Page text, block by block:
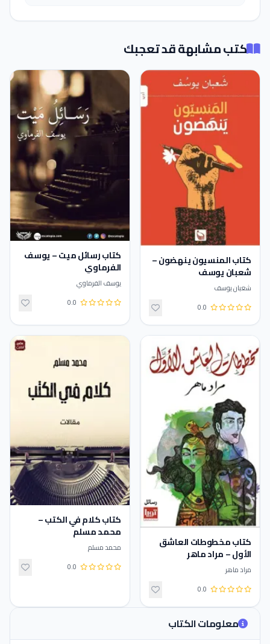
كتب مشابهة قد تعجبك
كتاب المنسيون ينهضون –
شعبان يوسف
شعبان يوسف
0.0
كتاب رسائل ميت – يوسف
الفرماوي
يوسف الفرماوي
0.0
كتاب ‫مخطوطات العاشق
الأول – مراد ماهر
مراد ماهر
0.0
كتاب كلام في الكتب –
محمد مسلم
محمد مسلم
0.0
معلومات الكتاب